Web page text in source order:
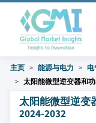
主页 能源与电力 电
太阳能微型逆变器和
太阳能微型逆变
2024-2032